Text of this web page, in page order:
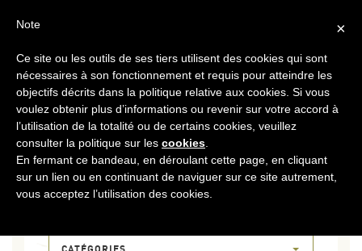
MENU
DSCF6936
×
Note
Ce site ou les outils de ses tiers utilisent des cookies qui sont
nécessaires à son fonctionnement et requis pour atteindre les
objectifs décrits dans la politique relative aux cookies. Si vous
voulez obtenir plus d’informations ou revenir sur votre accord à
l’utilisation de la totalité ou de certains cookies, veuillez
consulter la politique sur les cookies
En fermant ce bandeau, en déroulant cette page, en cliquant
sur un lien ou en continuant de naviguer sur ce site autrement,
vous acceptez l’utilisation des cookies.